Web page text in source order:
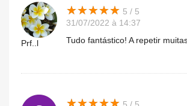
Prf..l
★★★★★
★★★★★ 5 / 5
31/07/2022 à 14:37
Tudo fantástico! A repetir
★★★★★
★★★★★